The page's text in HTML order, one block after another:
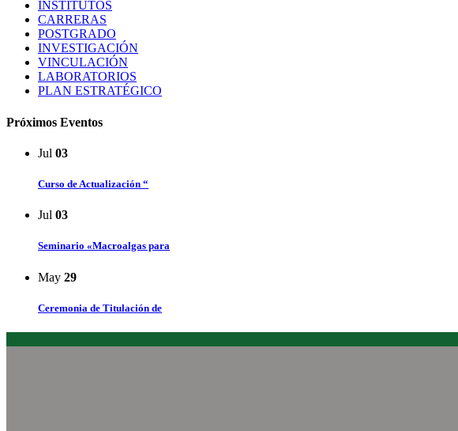
INSTITUTOS
CARRERAS
POSTGRADO
INVESTIGACIÓN
VINCULACIÓN
LABORATORIOS
PLAN ESTRATÉGICO
Próximos Eventos
Jul 03
Curso de Actualización “
Jul 03
Seminario «Macroalgas para
May 29
Ceremonia de Titulación de